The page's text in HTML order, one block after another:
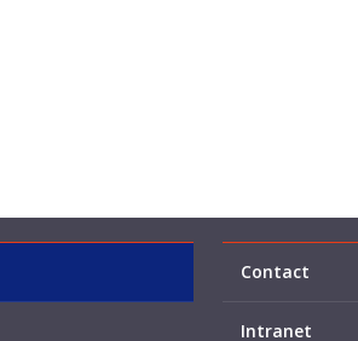
Contact
Intranet